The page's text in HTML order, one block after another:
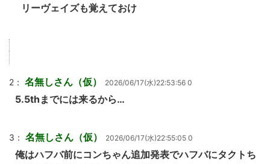
リーヴェイズも覚えておけ
2： 名無しさん（仮） 2026/06/17(水)22:53:56 0
5.5thまでには来るから…
3： 名無しさん（仮） 2026/06/17(水)22:55:05 0
俺はハフバ前にコンちゃん追加発表でハフバにタクトち